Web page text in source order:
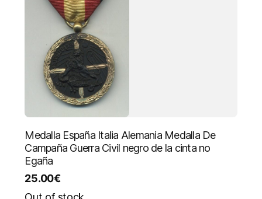
Medalla España Italia Alemania Medalla De
Campaña Guerra Civil negro de la cinta no
Egaña
25.00€